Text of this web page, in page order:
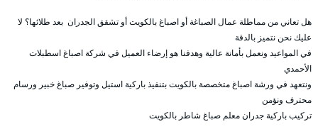
هل تعاني من مماطلة عمال الصباغة أو اصباغ بالكويت أو تشقق الجدران بعد طلائها؟ لا
عليك نحن نتميز بالدقة
في المواعيد ونعمل بأمانة عالية وهدفنا هو إرضاء العميل في شركة اصباغ اسطبلات
الأحمدي
ونتعهد في ورشة اصباغ متخصصة بالكويت بتنفيذ باركية استيل وتوفير صباغ خبير ورسام
محترف ونؤمن
تركيب باركية جدران معلم صباغ شاطر بالكويت